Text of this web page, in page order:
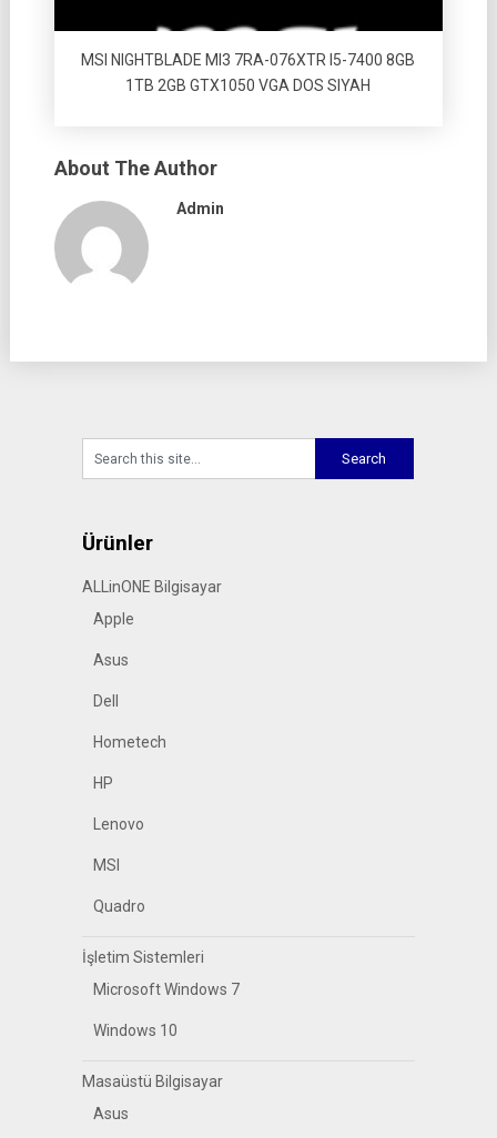
MSI NIGHTBLADE MI3 7RA-076XTR I5-7400 8GB
1TB 2GB GTX1050 VGA DOS SIYAH
About The Author
Admin
Ürünler
ALLinONE Bilgisayar
Apple
Asus
Dell
Hometech
HP
Lenovo
MSI
Quadro
İşletim Sistemleri
Microsoft Windows 7
Windows 10
Masaüstü Bilgisayar
Asus